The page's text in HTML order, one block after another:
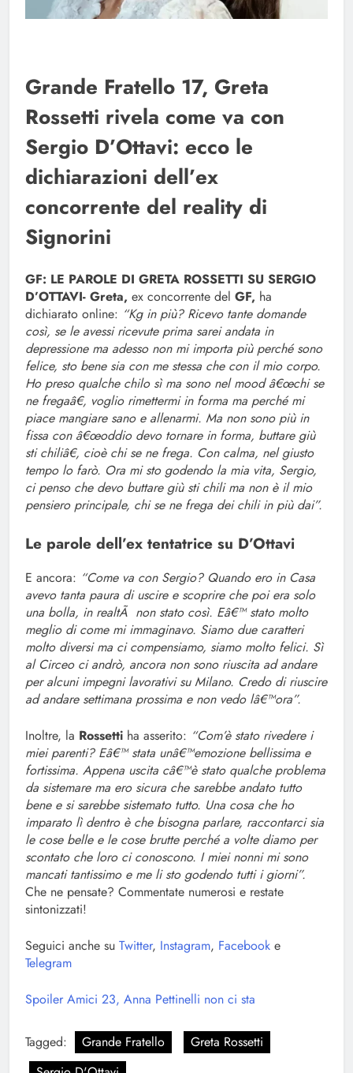
Grande Fratello 17, Greta
Rossetti rivela come va con
Sergio D’Ottavi: ecco le
dichiarazioni dell’ex
concorrente del reality di
Signorini
GF: LE PAROLE DI GRETA ROSSETTI SU SERGIO
D’OTTAVI- Greta, ex concorrente del GF, ha
dichiarato online: “Kg in più? Ricevo tante domande
così, se le avessi ricevute prima sarei andata in
depressione ma adesso non mi importa più perché sono
felice, sto bene sia con me stessa che con il mio corpo.
Ho preso qualche chilo sì ma sono nel mood â€œchi se
ne fregaâ€, voglio rimettermi in forma ma perché mi
piace mangiare sano e allenarmi. Ma non sono più in
fissa con â€œoddio devo tornare in forma, buttare giù
sti chiliâ€, cioè chi se ne frega. Con calma, nel giusto
tempo lo farò. Ora mi sto godendo la mia vita, Sergio,
ci penso che devo buttare giù sti chili ma non è il mio
pensiero principale, chi se ne frega dei chili in più dai”.
Le parole dell’ex tentatrice su D’Ottavi
E ancora: “Come va con Sergio? Quando ero in Casa
avevo tanta paura di uscire e scoprire che poi era solo
una bolla, in realtÃ non stato così. Eâ€™ stato molto
meglio di come mi immaginavo. Siamo due caratteri
molto diversi ma ci compensiamo, siamo molto felici. Sì
al Circeo ci andrò, ancora non sono riuscita ad andare
per alcuni impegni lavorativi su Milano. Credo di riuscire
ad andare settimana prossima e non vedo lâ€™ora”.
Inoltre, la Rossetti ha asserito: “Com’è stato rivedere i
miei parenti? Eâ€™ stata unâ€™emozione bellissima e
fortissima. Appena uscita câ€™è stato qualche problema
da sistemare ma ero sicura che sarebbe andato tutto
bene e si sarebbe sistemato tutto. Una cosa che ho
imparato lì dentro è che bisogna parlare, raccontarci sia
le cose belle e le cose brutte perché a volte diamo per
scontato che loro ci conoscono. I miei nonni mi sono
mancati tantissimo e me li sto godendo tutti i giorni”.
Che ne pensate? Commentate numerosi e restate
sintonizzati!
Seguici anche su Twitter, Instagram, Facebook e
Telegram
Spoiler Amici 23, Anna Pettinelli non ci sta
Tagged: Grande Fratello
Greta Rossetti